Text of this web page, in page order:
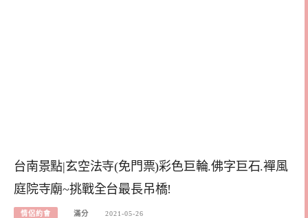
台南景點|玄空法寺(免門票)彩色巨輪.佛字巨石.襌風
庭院寺廟~挑戰全台最長吊橋!
情侶約會 滿分 2021-05-26